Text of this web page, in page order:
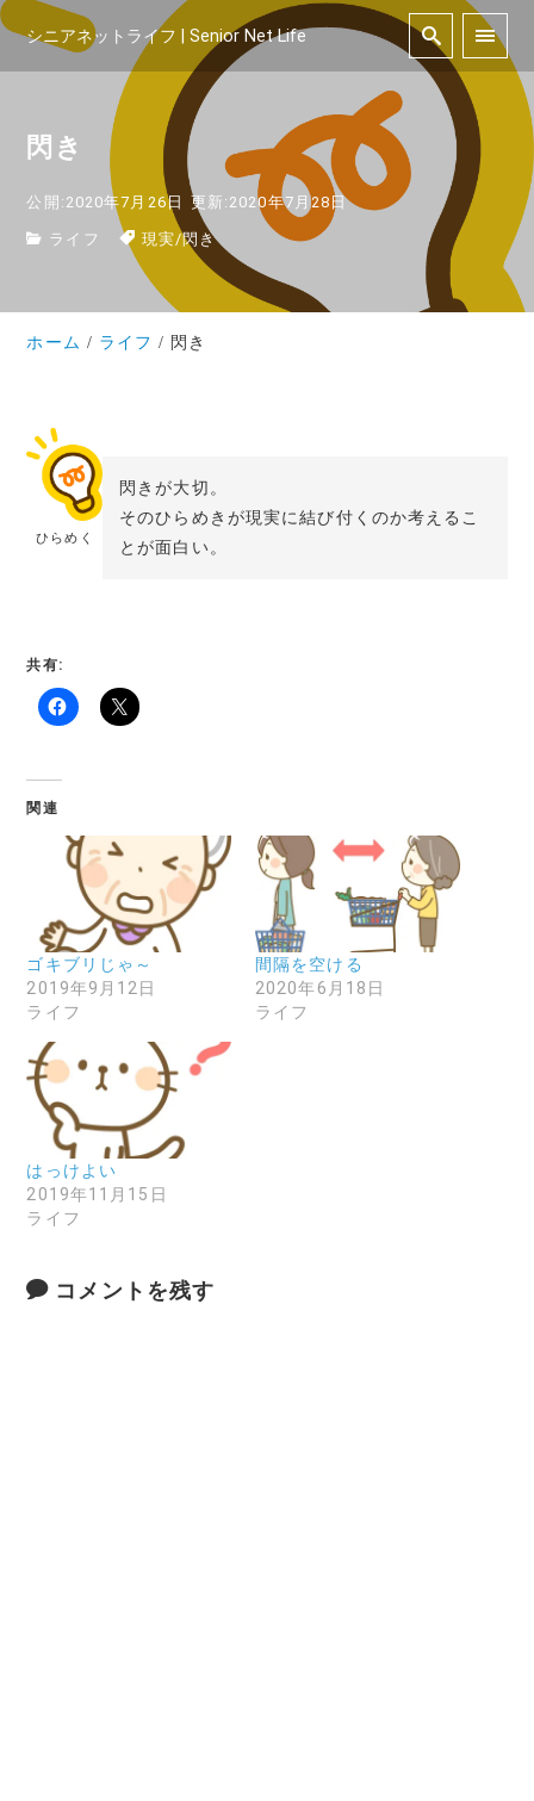
シニアネットライフ | Senior Net Life
閃き
公開:2020年7月26日 更新:2020年7月28日
ライフ 現実/閃き
ホーム ライフ 閃き
ひらめく
閃きが大切。
そのひらめきが現実に結び付くのか考えるこ
とが面白い。
共有:
関連
ゴキブリじゃ～
2019年9月12日
ライフ
間隔を空ける
2020年6月18日
ライフ
はっけよい
2019年11月15日
ライフ
コメントを残す